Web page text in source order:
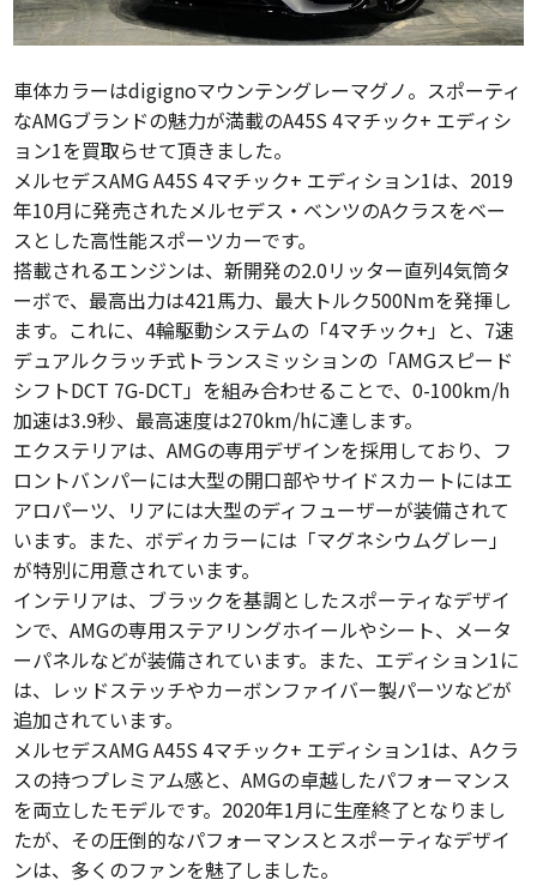
車体カラーはdigignoマウンテングレーマグノ。スポーティ
なAMGブランドの魅力が満載のA45S 4マチック+ エディシ
ョン1を買取らせて頂きました。
メルセデスAMG A45S 4マチック+ エディション1は、2019
年10月に発売されたメルセデス・ベンツのAクラスをベー
スとした高性能スポーツカーです。
搭載されるエンジンは、新開発の2.0リッター直列4気筒タ
ーボで、最高出力は421馬力、最大トルク500Nmを発揮し
ます。これに、4輪駆動システムの「4マチック+」と、7速
デュアルクラッチ式トランスミッションの「AMGスピード
シフトDCT 7G-DCT」を組み合わせることで、0-100km/h
加速は3.9秒、最高速度は270km/hに達します。
エクステリアは、AMGの専用デザインを採用しており、フ
ロントバンパーには大型の開口部やサイドスカートにはエ
アロパーツ、リアには大型のディフューザーが装備されて
います。また、ボディカラーには「マグネシウムグレー」
が特別に用意されています。
インテリアは、ブラックを基調としたスポーティなデザイ
ンで、AMGの専用ステアリングホイールやシート、メータ
ーパネルなどが装備されています。また、エディション1に
は、レッドステッチやカーボンファイバー製パーツなどが
追加されています。
メルセデスAMG A45S 4マチック+ エディション1は、Aクラ
スの持つプレミアム感と、AMGの卓越したパフォーマンス
を両立したモデルです。2020年1月に生産終了となりまし
たが、その圧倒的なパフォーマンスとスポーティなデザイ
ンは、多くのファンを魅了しました。